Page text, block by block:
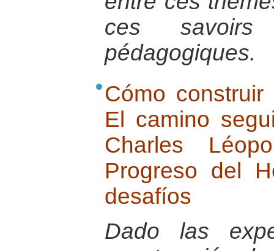
ces
pédagogiques.
Cómo construir
El camino
Charles
Progreso del
desafíos
Dado las